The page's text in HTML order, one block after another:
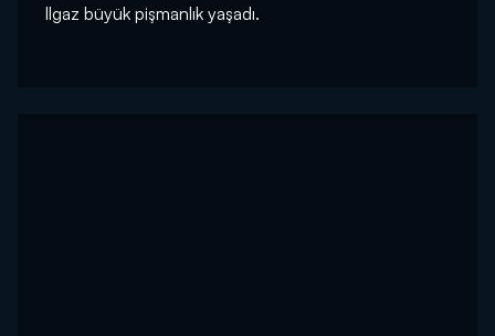
Ilgaz büyük pişmanlık yaşadı.